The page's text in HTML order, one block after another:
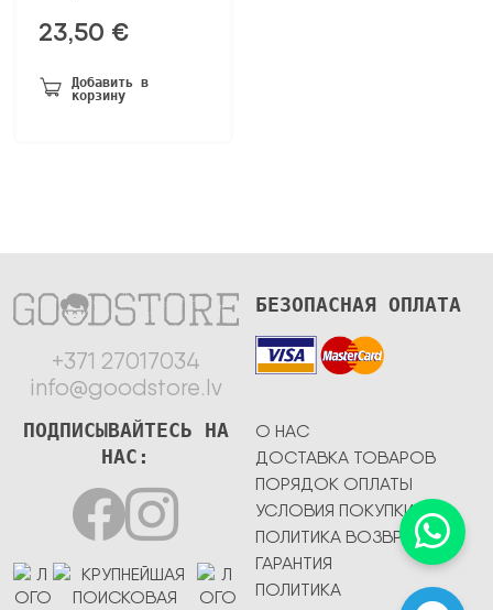
23,50 €
Добавить в
корзину
+371 27017034
info@goodstore.lv
БЕЗОПАСНАЯ ОПЛАТА
О НАС
ДОСТАВКА ТОВАРОВ
ПОРЯДОК ОПЛАТЫ
УСЛОВИЯ ПОКУПКИ
ПОЛИТИКА ВОЗВРАТА
ГАРАНТИЯ
ПОЛИТИКА
ПОДПИСЫВАЙТЕСЬ НА
НАС: